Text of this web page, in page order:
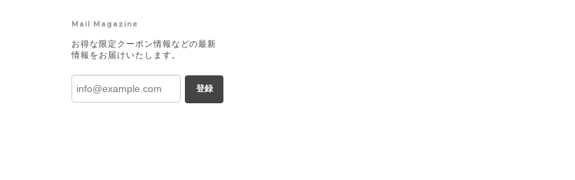
Mail Magazine
お得な限定クーポン情報などの最新
情報をお届けいたします。
登録